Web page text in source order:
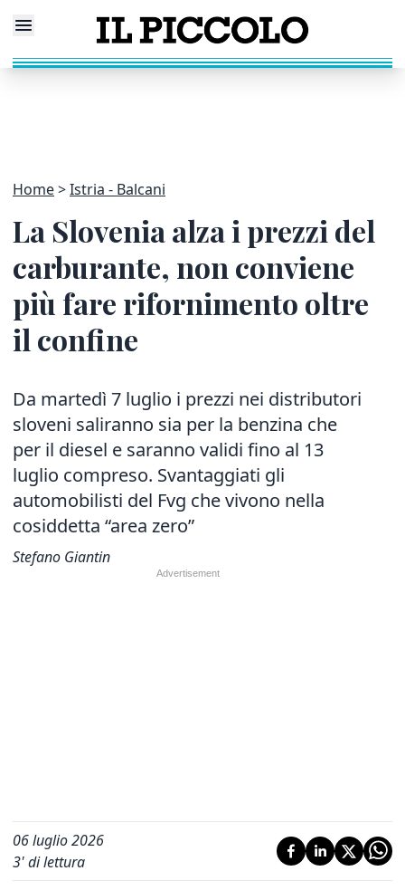
Home Istria - Balcani
La Slovenia alza i prezzi del
carburante, non conviene
più fare rifornimento oltre
il confine
Da martedì 7 luglio i prezzi nei distributori
sloveni saliranno sia per la benzina che
per il diesel e saranno validi fino al 13
luglio compreso. Svantaggiati gli
automobilisti del Fvg che vivono nella
cosiddetta “area zero”
Stefano Giantin
06 luglio 2026
3' di lettura